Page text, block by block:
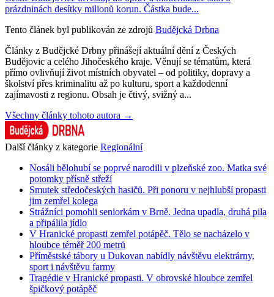
prázdninách desítky milionů korun. Částka bude...
Tento článek byl publikován ze zdrojů Budějcká Drbna
Články z Budějcké Drbny přinášejí aktuální dění z Českých
Budějovic a celého Jihočeského kraje. Věnují se tématům, která
přímo ovlivňují život místních obyvatel – od politiky, dopravy a
školství přes kriminalitu až po kulturu, sport a každodenní
zajímavosti z regionu. Obsah je čtivý, svižný a...
Všechny články tohoto autora →
Další články z kategorie Regionální
Nosáli bělohubí se poprvé narodili v plzeňské zoo. Matka své
potomky přísně střeží
Smutek středočeských hasičů. Při ponoru v nejhlubší propasti
jim zemřel kolega
Strážníci pomohli seniorkám v Brně. Jedna upadla, druhá pila
a připálila jídlo
V Hranické propasti zemřel potápěč. Tělo se nacházelo v
hloubce téměř 200 metrů
Příměstské tábory u Dukovan nabídly návštěvu elektrárny,
sport i návštěvu farmy
Tragédie v Hranické propasti. V obrovské hloubce zemřel
špičkový potápěč